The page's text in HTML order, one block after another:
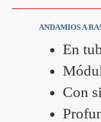
ANDAMIOS A
En
Con